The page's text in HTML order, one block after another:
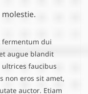
fermentum dui
augue blandit
faucibus
non eros sit amet,
auctor. Etiam